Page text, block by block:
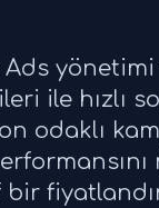
ile hızlı
odaklı